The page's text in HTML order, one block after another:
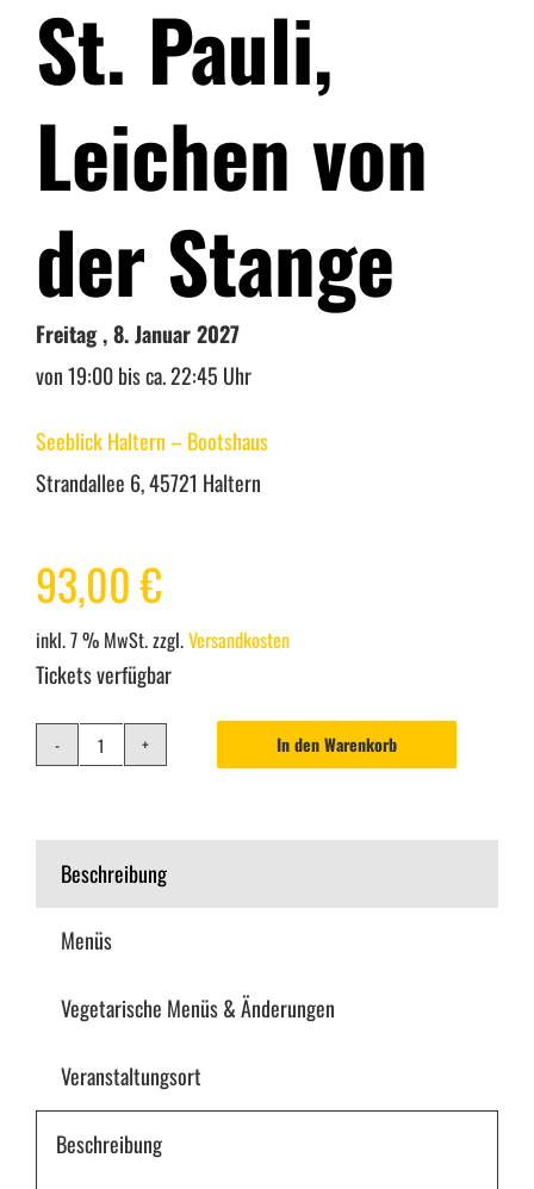
Warenkorb
Mein Konto
St. Pauli,
Leichen von
der Stange
Freitag , 8. Januar 2027
von 19:00 bis ca. 22:45 Uhr
Seeblick Haltern – Bootshaus
Strandallee 6, 45721 Haltern
93,00€
inkl. 7 % MwSt.zzgl.Versandkosten
Tickets verfügbar
St.
/
08.01.2027
/
/
In den Warenkorb
Beschreibung
Menüs
Vegetarische Menüs & Änderungen
Veranstaltungsort
Beschreibung